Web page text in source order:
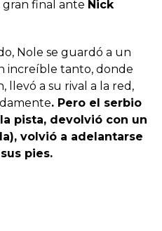
final ante Nick
Nole se guardó a un
increíble tanto, donde
llevó a su rival a la red,
. Pero el serbio
pista, devolvió con un
volvió a adelantarse
pies.